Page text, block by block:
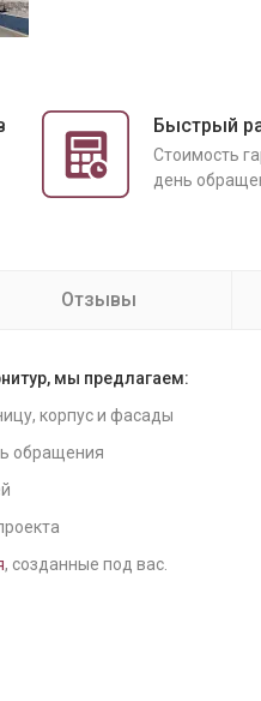
Быстрый
Cтоимость
день
Отзывы
мы предлагаем:
корпус и фасады
обращения
, созданные под вас.